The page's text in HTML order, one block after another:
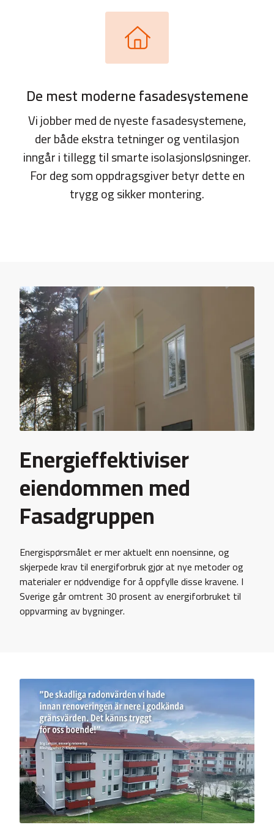
De mest moderne fasadesystemene
Vi jobber med de nyeste fasadesystemene,
der både ekstra tetninger og ventilasjon
inngår i tillegg til smarte isolasjonsløsninger.
For deg som oppdragsgiver betyr dette en
trygg og sikker montering.
Energieffektiviser
eiendommen med
Fasadgruppen
Energispørsmålet er mer aktuelt enn noensinne, og
skjerpede krav til energiforbruk gjør at nye metoder og
materialer er nødvendige for å oppfylle disse kravene. I
Sverige går omtrent 30 prosent av energiforbruket til
oppvarming av bygninger.